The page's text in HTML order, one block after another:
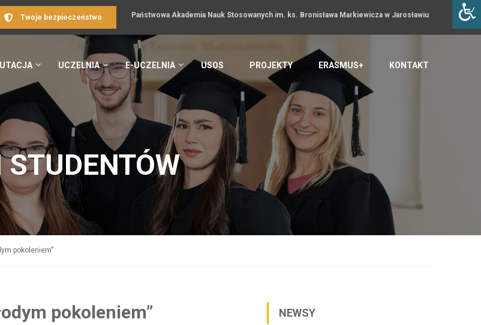
Państwowa Akademia Nauk Stosowanych im. ks. Bronisława Markiewicza w Jarosławiu
Twoje bezpieczeństwo
UCZELNIA E-UCZELNIA USOS PROJEKTY ERASMUS+ KONTAKT
pokoleniem”
pokoleniem” NEWSY